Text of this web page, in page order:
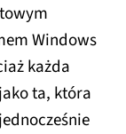
Windows
każda
ta, która